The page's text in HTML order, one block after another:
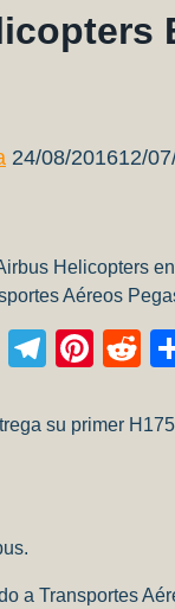
24/08/201612/
Helicopters
Aéreos
Copy
su primer
a Transportes